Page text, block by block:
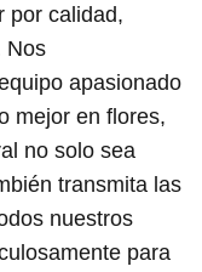
por calidad,
Nos
apasionado
mejor en flores,
no solo sea
transmita las
nuestros
para